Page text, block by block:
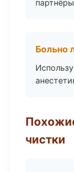
Больно
чистки